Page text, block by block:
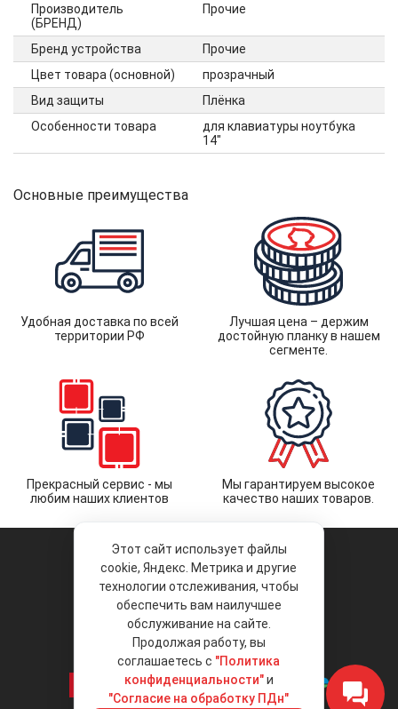
Производитель
(БРЕНД)
Прочие
Бренд устройства
Прочие
Цвет товара (основной)
прозрачный
Вид защиты
Плёнка
Особенности товара
для клавиатуры ноутбука
14"
Основные преимущества
Удобная доставка по всей
территории РФ
Лучшая цена – держим
достойную планку в нашем
сегменте.
Прекрасный сервис - мы
любим наших клиентов
Мы гарантируем высокое
качество наших товаров.
© 2026 «Liberty Project».
Аксессуары и запчасти оптом.
Положение об обработке и защите
персональных данных
Этот сайт использует файлы
cookie, Яндекс. Метрика и другие
технологии отслеживания, чтобы
обеспечить вам наилучшее
обслуживание на сайте.
Продолжая работу, вы
соглашаетесь с "Политика
конфиденциальности"и
"Согласие на обработку ПДн"